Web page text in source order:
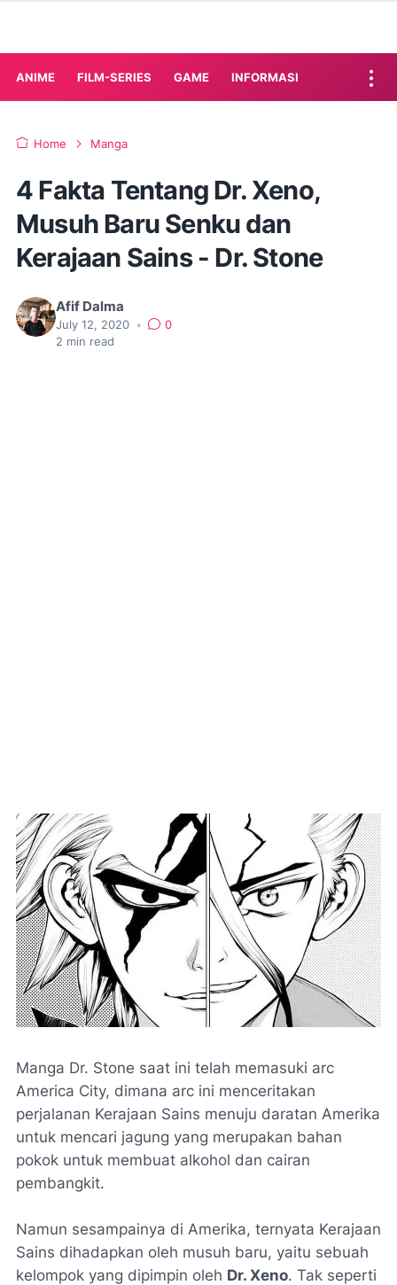
ANIME FILM-SERIES GAME INFORMASI
Home Manga
4 Fakta Tentang Dr. Xeno,
Musuh Baru Senku dan
Kerajaan Sains - Dr. Stone
Afif Dalma
July 12, 2020 •
0
2 min read
Manga Dr. Stone saat ini telah memasuki arc
America City, dimana arc ini menceritakan
perjalanan Kerajaan Sains menuju daratan Amerika
untuk mencari jagung yang merupakan bahan
pokok untuk membuat alkohol dan cairan
pembangkit.
Namun sesampainya di Amerika, ternyata Kerajaan
Sains dihadapkan oleh musuh baru, yaitu sebuah
kelompok yang dipimpin oleh Dr. Xeno. Tak seperti